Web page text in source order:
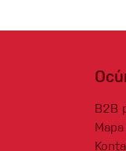
B2B